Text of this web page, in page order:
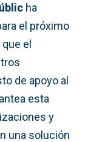
ha
el próximo
el
de apoyo al
esta
y
una solución